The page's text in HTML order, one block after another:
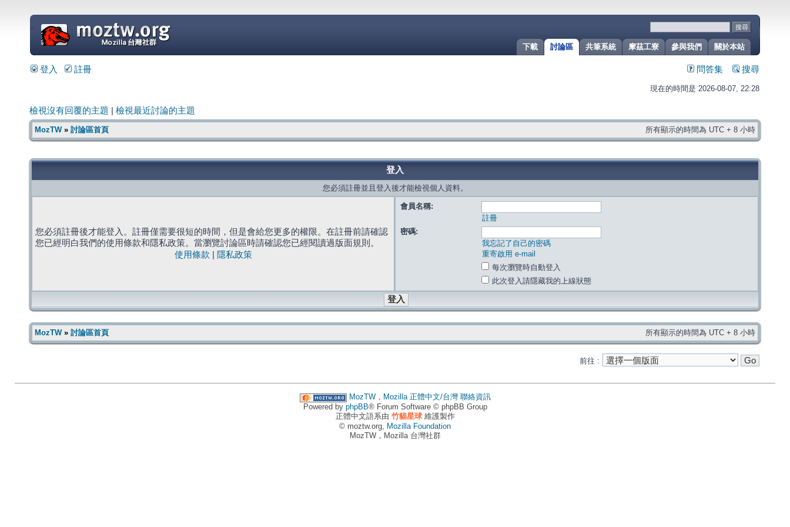
關於本站
參與我們
摩茲工寮
共筆系統
討論區
下載
=
登入 註冊 問答集 搜尋
現在的時間是 2026-08-07, 22:28
檢視沒有回覆的主題 檢視最近討論的主題
MozTW» 討論區首頁 所有顯示的時間為 UTC + 8 小時
登入
您必須註冊並且登入後才能檢視個人資料。
您必須註冊後才能登入。註冊僅需要很短的時間，但是會給您更多的權限。在註冊前請確認
您已經明白我們的使用條款和隱私政策。當瀏覽討論區時請確認您已經閱讀過版面規則。
使用條款
隱私政策
會員名稱:
註冊
密碼:
我忘記了自己的密碼
重寄啟用 e-mail
每次瀏覽時自動登入
此次登入請隱藏我的上線狀態
MozTW» 討論區首頁 所有顯示的時間為 UTC + 8 小時
前往 :
MozTW，Mozilla 正體中文/台灣 聯絡資訊
Powered by phpBB® Forum Software © phpBB Group
正體中文語系由 竹貓星球維護製作
© moztw.org, Mozilla Foundation
MozTW，Mozilla 台灣社群